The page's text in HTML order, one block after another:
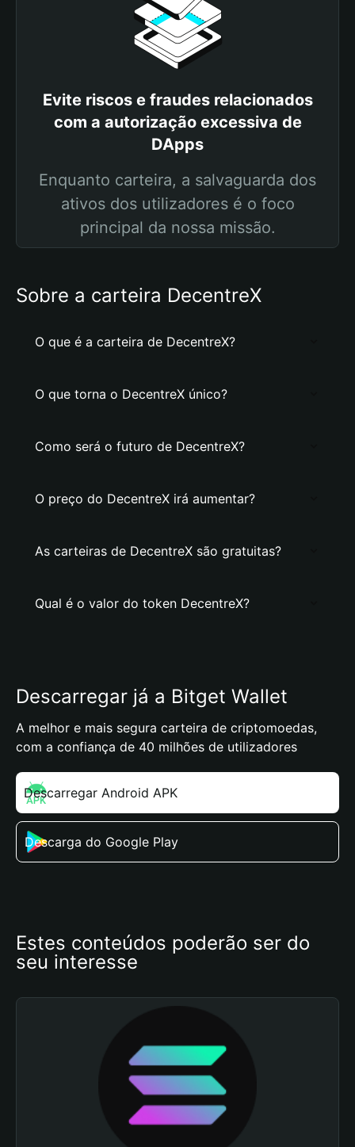
Evite riscos e fraudes relacionados
com a autorização excessiva de
DApps
Enquanto carteira, a salvaguarda dos
ativos dos utilizadores é o foco
principal da nossa missão.
Sobre a carteira DecentreX
O que é a carteira de DecentreX?
O que torna o DecentreX único?
Como será o futuro de DecentreX?
O preço do DecentreX irá aumentar?
As carteiras de DecentreX são gratuitas?
Qual é o valor do token DecentreX?
Descarregar já a Bitget Wallet
A melhor e mais segura carteira de criptomoedas,
com a confiança de 40 milhões de utilizadores
Descarregar Android APK
Descarga do Google Play
Estes conteúdos poderão ser do
seu interesse